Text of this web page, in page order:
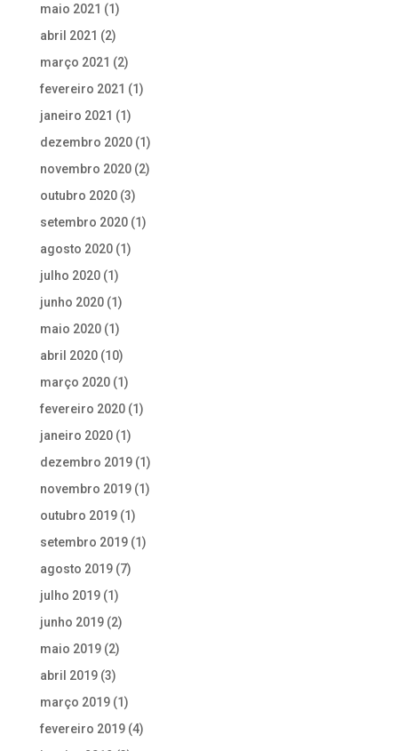
maio 2021 (1)
abril 2021 (2)
março 2021 (2)
fevereiro 2021 (1)
janeiro 2021 (1)
dezembro 2020(1)
novembro 2020(2)
outubro 2020(3)
setembro 2020(1)
agosto 2020(1)
julho 2020(1)
junho 2020(1)
maio 2020(1)
abril 2020(10)
março 2020(1)
fevereiro 2020(1)
janeiro 2020(1)
dezembro 2019(1)
novembro 2019(1)
outubro 2019(1)
setembro 2019(1)
agosto 2019(7)
julho 2019(1)
junho 2019(2)
maio 2019(2)
abril 2019(3)
março 2019(1)
fevereiro 2019(4)